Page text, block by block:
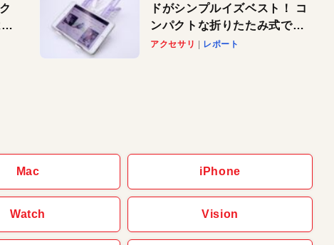
ドがシンプルイズベスト！ コ
ンパクトな折りたたみ式でノ
ートパソコンにも対応。カラ
アクセサリ レポート
Mac iPhone
Watch Vision